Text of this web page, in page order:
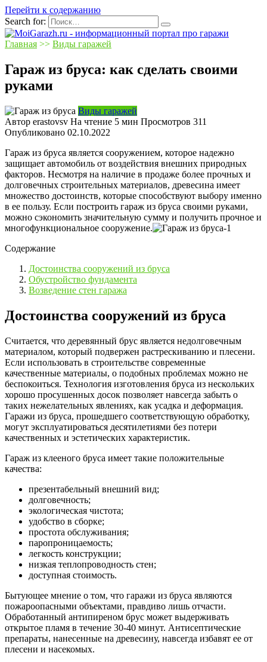
Перейти к содержанию
Search for:
Главная >> Виды гаражей
Гараж из бруса: как сделать своими
руками
Виды гаражей
Автор erastovsv На чтение 5 мин Просмотров 311
Опубликовано 02.10.2022
Гараж из бруса является сооружением, которое надежно
защищает автомобиль от воздействия внешних природных
факторов. Несмотря на наличие в продаже более прочных и
долговечных строительных материалов, древесина имеет
множество достоинств, которые способствуют выбору именно
в ее пользу. Если построить гараж из бруса своими руками,
можно сэкономить значительную сумму и получить прочное и
многофункциональное сооружение.
Содержание
Достоинства сооружений из бруса
Обустройство фундамента
Возведение стен гаража
Достоинства сооружений из бруса
Считается, что деревянный брус является недолговечным
материалом, который подвержен растрескиванию и плесени.
Если использовать в строительстве современные
качественные материалы, о подобных проблемах можно не
беспокоиться. Технология изготовления бруса из нескольких
хорошо просушенных досок позволяет навсегда забыть о
таких нежелательных явлениях, как усадка и деформация.
Гаражи из бруса, прошедшего соответствующую обработку,
могут эксплуатироваться десятилетиями без потери
качественных и эстетических характеристик.
Гараж из клееного бруса имеет такие положительные
качества:
презентабельный внешний вид;
долговечность;
экологическая чистота;
удобство в сборке;
простота обслуживания;
паропроницаемость;
легкость конструкции;
низкая теплопроводность стен;
доступная стоимость.
Бытующее мнение о том, что гаражи из бруса являются
пожароопасными объектами, правдиво лишь отчасти.
Обработанный антипиреном брус может выдерживать
открытое пламя в течение 30-40 минут. Антисептические
препараты, нанесенные на древесину, навсегда избавят ее от
плесени и насекомых.